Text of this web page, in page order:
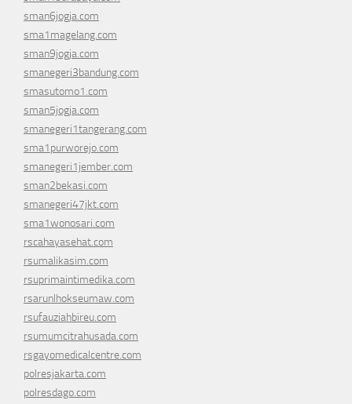
sman6jogja.com
sma1magelang.com
sman9jogja.com
smanegeri3bandung.com
smasutomo1.com
sman5jogja.com
smanegeri1tangerang.com
sma1purworejo.com
smanegeri1jember.com
sman2bekasi.com
smanegeri47jkt.com
sma1wonosari.com
rscahayasehat.com
rsumalikasim.com
rsuprimaintimedika.com
rsarunlhokseumaw.com
rsufauziahbireu.com
rsumumcitrahusada.com
rsgayomedicalcentre.com
polresjakarta.com
polresdago.com